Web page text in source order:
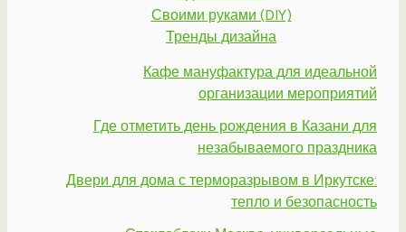
Своими руками (DIY)
Тренды дизайна
Кафе мануфактура для идеальной
организации мероприятий
Где отметить день рождения в Казани для
незабываемого праздника
Двери для дома с терморазрывом в Иркутске:
тепло и безопасность